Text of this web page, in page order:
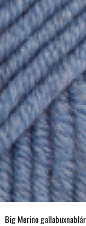
Big Merino